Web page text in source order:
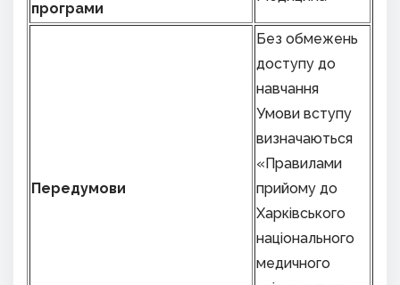
програми
Передумови
Без обмежень
доступу до
навчання
Умови вступу
визначаються
«Правилами
прийому до
Харківського
національного
медичного